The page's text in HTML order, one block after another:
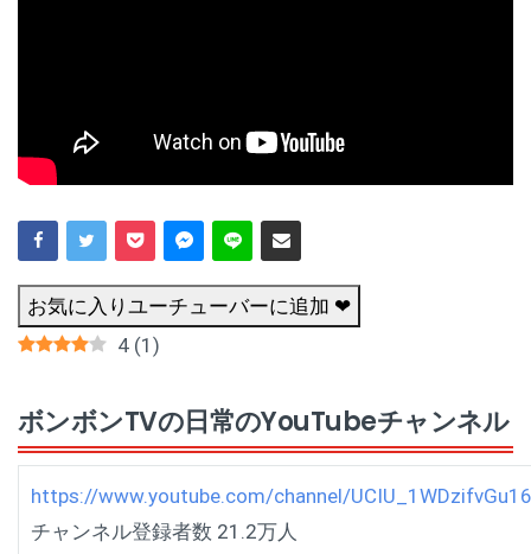
お気に入りユーチューバーに追加 ❤
4 (1 )
ボンボンTVの日常のYouTubeチャンネル
https://www.youtube.com/channel/
チャンネル登録者数 21.2万人